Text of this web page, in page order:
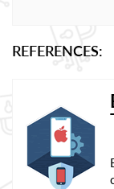
REFERENCES: